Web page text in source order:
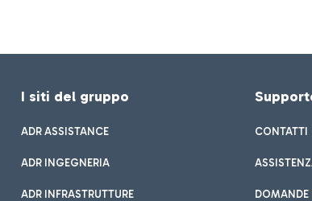
I siti del gruppo
ADR ASSISTANCE
ADR INGEGNERIA
ADR INFRASTRUTTURE
CONTATTI
DOMANDE